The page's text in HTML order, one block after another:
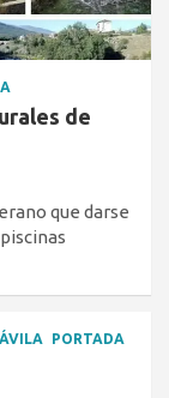
de
que darse
PORTADA